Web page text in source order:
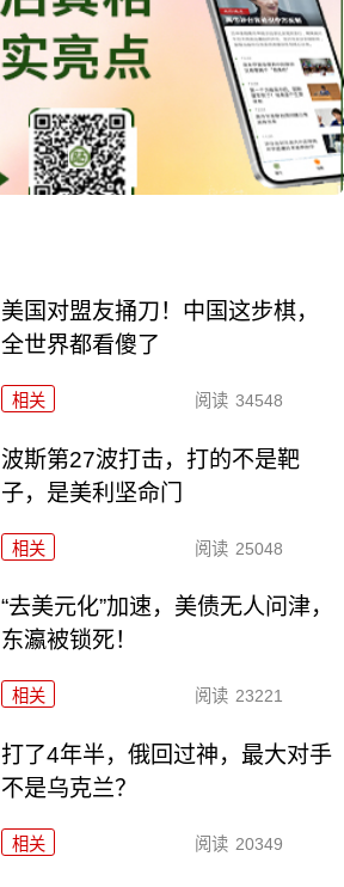
美国对盟友捅刀！中国这步棋，
全世界都看傻了
相关 阅读 34548
波斯第27波打击，打的不是靶
子，是美利坚命门
相关 阅读 25048
“去美元化”加速，美债无人问津，
东瀛被锁死！
相关 阅读 23221
打了4年半，俄回过神，最大对手
不是乌克兰？
相关 阅读 20349